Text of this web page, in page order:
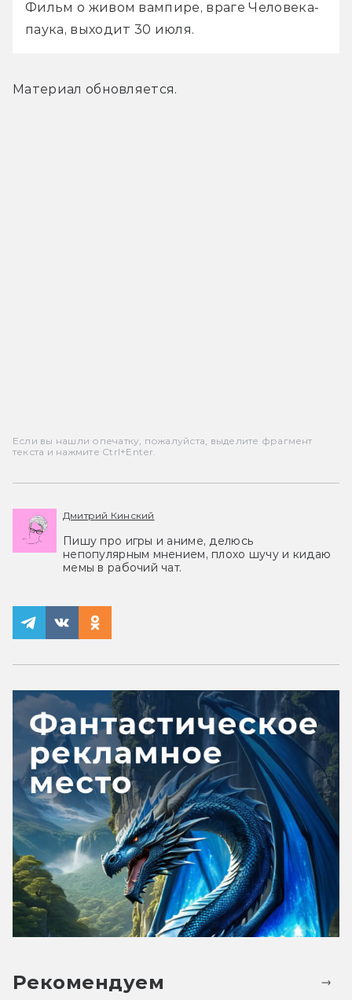
Фильм о живом вампире, враге Человека-
паука, выходит 30 июля.
Материал обновляется.
Если вы нашли опечатку, пожалуйста, выделите фрагмент
текста и нажмите Ctrl+Enter.
Дмитрий Кинский
Пишу про игры и аниме, делюсь
непопулярным мнением, плохо шучу и кидаю
мемы в рабочий чат.
Рекомендуем